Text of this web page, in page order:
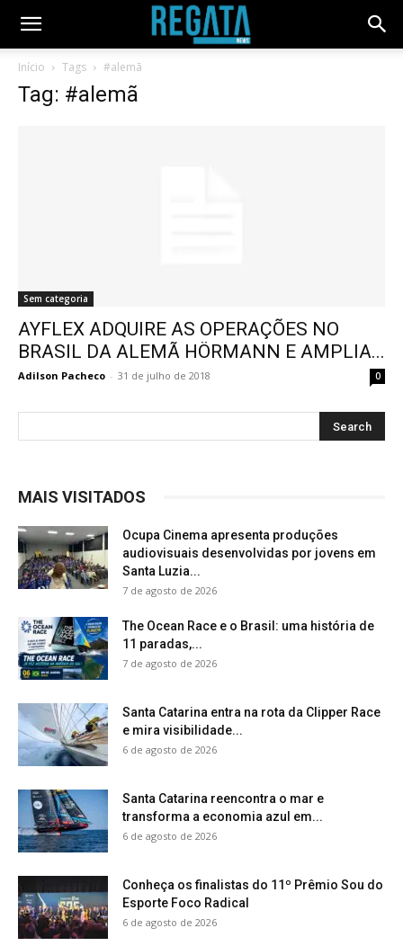
Início Tags #alemã
Tag: #alemã
Sem categoria
AYFLEX ADQUIRE AS OPERAÇÕES NO
BRASIL DA ALEMÃ HÖRMANN E AMPLIA...
Adilson Pacheco - 31 de julho de 2018 0
MAIS VISITADOS
Ocupa Cinema apresenta produções
audiovisuais desenvolvidas por jovens em
Santa Luzia...
7 de agosto de 2026
The Ocean Race e o Brasil: uma história de
11 paradas,...
7 de agosto de 2026
Santa Catarina entra na rota da Clipper Race
e mira visibilidade...
6 de agosto de 2026
Santa Catarina reencontra o mar e
transforma a economia azul em...
6 de agosto de 2026
Conheça os finalistas do 11º Prêmio Sou do
Esporte Foco Radical
6 de agosto de 2026